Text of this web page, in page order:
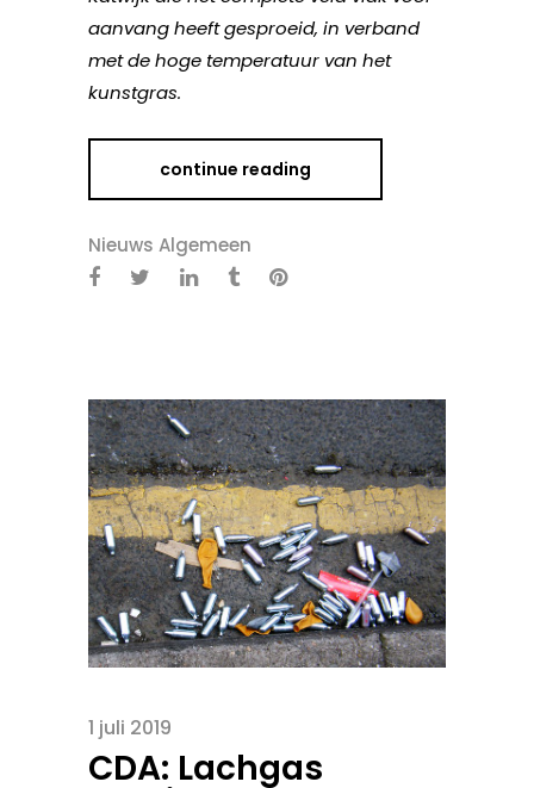
aanvang heeft gesproeid, in verband
met de hoge temperatuur van het
kunstgras.
continue reading
Nieuws Algemeen
1 juli 2019
CDA: Lachgas